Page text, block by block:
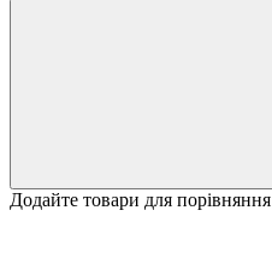
Додайте товари для порівняння